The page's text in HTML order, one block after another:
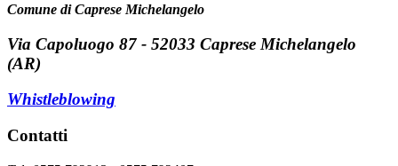
Comune di Caprese Michelangelo
Via Capoluogo 87 - 52033 Caprese Michelangelo
(AR)
Whistleblowing
Contatti